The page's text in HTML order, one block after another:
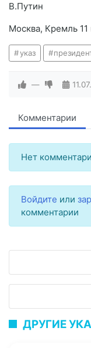
В.Путин
Москва, Кремль
указ
—
Комментарии
Нет
Войдите или
комментарии
ДРУГИЕ